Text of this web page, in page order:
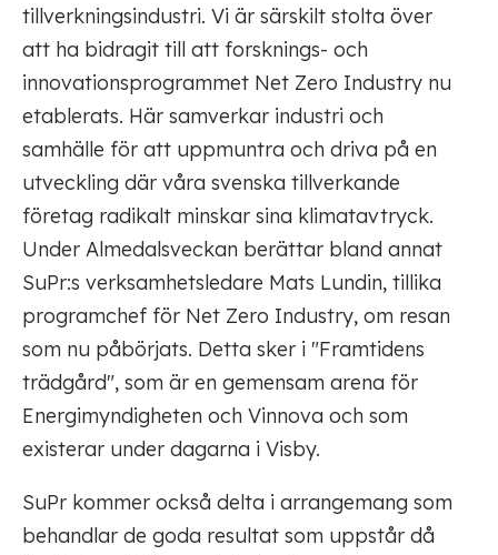
tillverkningsindustri. Vi är särskilt stolta över
att ha bidragit till att forsknings- och
innovationsprogrammet Net Zero Industry nu
etablerats. Här samverkar industri och
samhälle för att uppmuntra och driva på en
utveckling där våra svenska tillverkande
företag radikalt minskar sina klimatavtryck.
Under Almedalsveckan berättar bland annat
SuPr:s verksamhetsledare Mats Lundin, tillika
programchef för Net Zero Industry, om resan
som nu påbörjats. Detta sker i "Framtidens
trädgård", som är en gemensam arena för
Energimyndigheten och Vinnova och som
existerar under dagarna i Visby.
SuPr kommer också delta i arrangemang som
behandlar de goda resultat som uppstår då